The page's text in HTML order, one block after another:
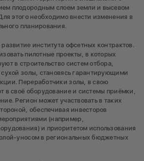
плодородным слоем земли и высевом
этого необходимо внести изменения в
планирования.
института офсетных контрактов.
пилотные проекты, в которых
в строительство систем отбора,
золы, становясь гарантирующими
Переработчики золы, в свою
в своё оборудование и системы приёмки,
Регион может участвовать в таких
обеспечивая инвесторов
(например,
и приоритетом использования
уносом в региональных бюджетных